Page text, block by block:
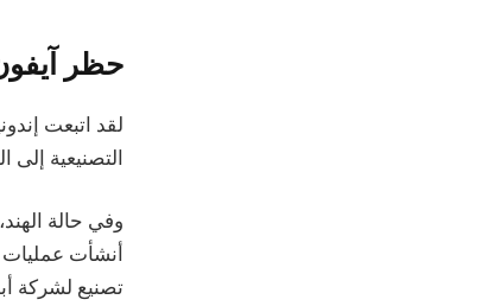
حظر آيفون
لقد اتبعت
التصنيعية إلى
تصنيع لشركة